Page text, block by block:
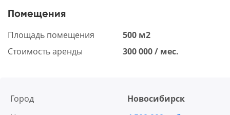
Помещения
Площадь помещения
500 м2
Стоимость аренды
300 000 / мес.
Город
Новосибирск